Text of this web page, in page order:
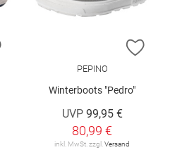
ZUR WUNSCHLISTE HINZUFÜGEN
ZUR
PEPINO
Winterboots "Pedro"
UVP 99,95 €
80,99 €
inkl. MwSt. zzgl.Versand